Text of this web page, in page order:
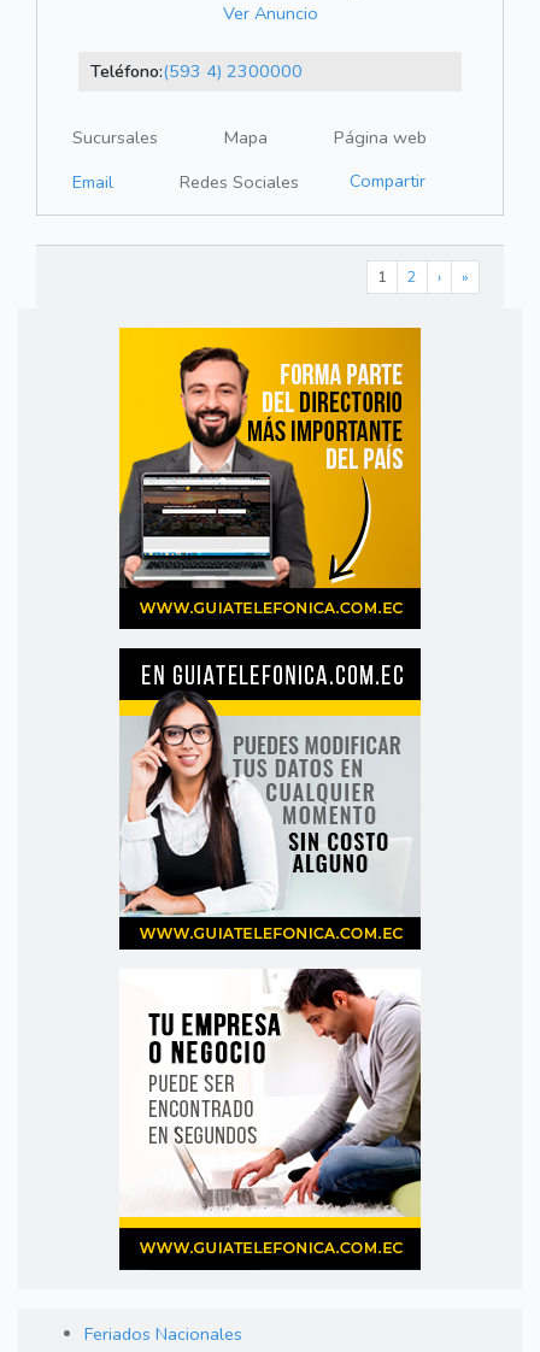
Ver Anuncio
Teléfono:(593 4) 2300000
Sucursales Mapa
Página web
Email
Redes Sociales Compartir
1 2 › »
Feriados Nacionales